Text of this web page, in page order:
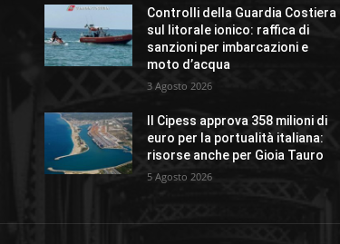
Controlli della Guardia Costiera
sul litorale ionico: raffica di
sanzioni per imbarcazioni e
moto d’acqua
3 Agosto 2026
Il Cipess approva 358 milioni di
euro per la portualità italiana:
risorse anche per Gioia Tauro
5 Agosto 2026